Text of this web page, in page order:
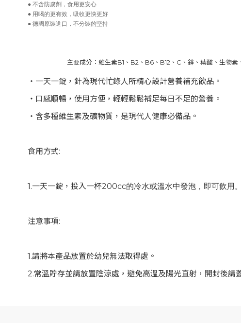
● 不含防腐劑，食用更安心
● 用喝的更有效，吸收更快更好
● 德國原裝進口，不分裝的堅持
主要成分：維生素B1 、 B2 、 B6 、 B12 、 C 、鋅、葉酸、生物
‧一天一錠，針為現代忙錄人所精心設計營養補充飲品。
‧口感順暢，使用方便，輕輕鬆鬆補足每日不足的營養。
‧含多種維生素及礦物質，是現代人健康必備品。
食用方式:
1.一天一錠，投入一杯200cc的冷水或溫水中發泡，即可飲用
注意事項:
1.請將本產品放置於幼兒無法取得處。
2.常溫貯存並請放置陰涼處，避免高溫及陽光直射，開封後請